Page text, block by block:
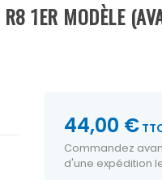
1ER MODÈLE
44,00 €
Commandez
d'une expédition